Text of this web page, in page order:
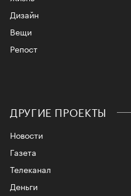
Дизайн
Вещи
Репост
ДРУГИЕ ПРОЕКТЫ
Новости
Газета
Телеканал
Деньги